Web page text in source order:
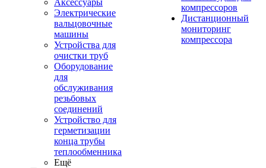
Аксессуары
Электрические
вальцовочные
машины
Устройства для
очистки труб
Оборудование
для
обслуживания
резьбовых
соединений
Устройство для
герметизации
конца трубы
теплообменника
Ещё
компрессоров
Дистанционный
мониторинг
компрессора